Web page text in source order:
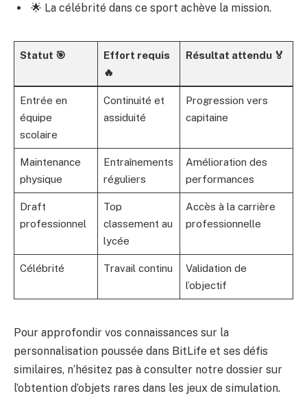
🌟 La célébrité dans ce sport achève la mission.
Statut 🎯
Effort requis
🔥
Résultat attendu 🏅
Entrée en
équipe
scolaire
Continuité et
assiduité
Progression vers
capitaine
Maintenance
physique
Entraînements
réguliers
Amélioration des
performances
Draft
professionnel
Top
classement au
lycée
Accès à la carrière
professionnelle
Célébrité Travail continu
Validation de
l’objectif
Pour approfondir vos connaissances sur la
personnalisation poussée dans BitLife et ses défis
similaires, n’hésitez pas à consulter notre dossier sur
l’obtention d’objets rares dans les jeux de simulation.